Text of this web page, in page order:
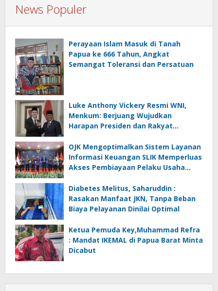
News Populer
Perayaan Islam Masuk di Tanah
Papua ke 666 Tahun, Angkat
Semangat Toleransi dan Persatuan
Luke Anthony Vickery Resmi WNI,
Menkum: Berjuang Wujudkan
Harapan Presiden dan Rakyat
OJK Mengoptimalkan Sistem Layanan
Informasi Keuangan SLIK Memperluas
Akses Pembiayaan Pelaku Usaha
Diabetes Melitus, Saharuddin :
Rasakan Manfaat JKN, Tanpa Beban
Biaya Pelayanan Dinilai Optimal
Ketua Pemuda Key,Muhammad Refra
: Mandat IKEMAL di Papua Barat Minta
Dicabut